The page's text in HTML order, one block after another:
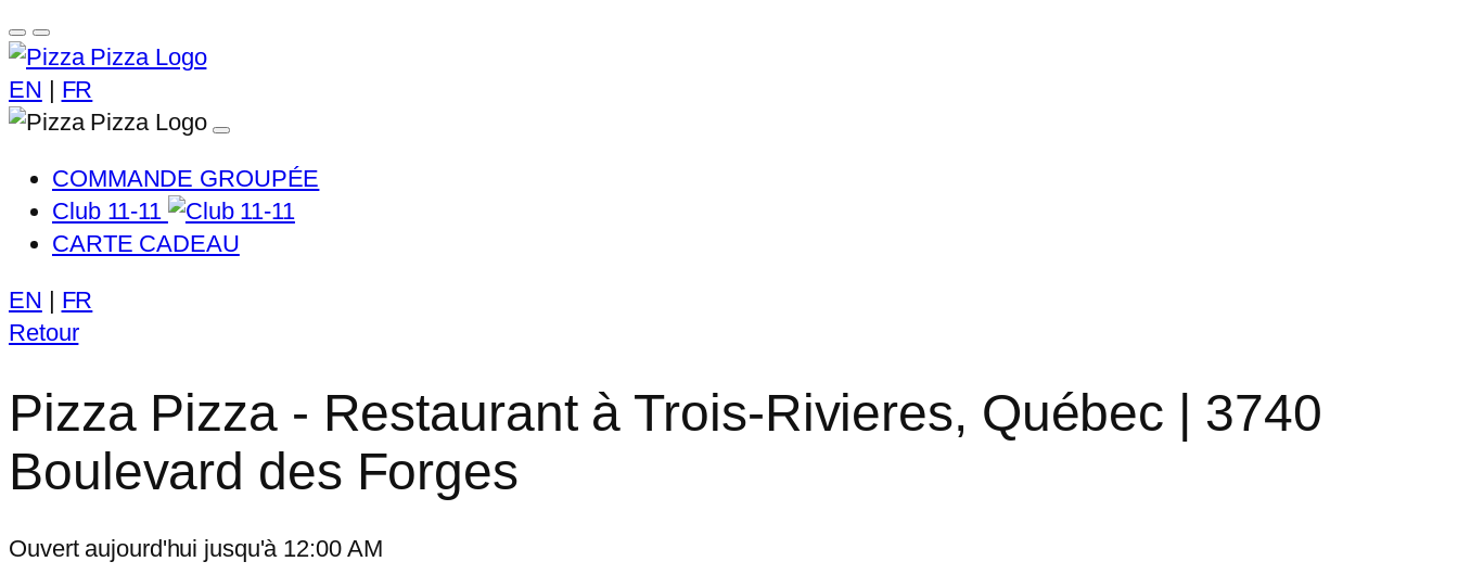
EN | FR
COMMANDE GROUPÉE
Club 11-11
CARTE CADEAU
EN | FR
Retour
Pizza Pizza - Restaurant à Trois-Rivieres, Québec | 3740
Boulevard des Forges
Ouvert aujourd'hui jusqu'à 12:00 AM